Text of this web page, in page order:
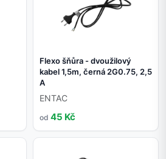
Flexo šňůra - dvoužilový
kabel 1,5m, černá 2G0.75, 2,5
A
ENTAC
od 45 Kč